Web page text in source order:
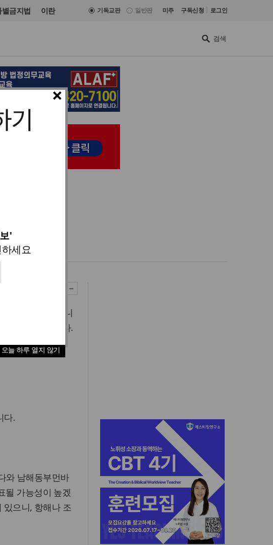
별금지법 이란 기독교판 일반판 미주 구독신청 로그인
×
'
세요
오늘 하루 열지 않기
자리에 들겠습니
분 그치겠습니다.
다.
와 남해동부먼바
될 가능성이 높겠
있으니, 항해나 조
“한국 복음의 시작에는 미국보
다 먼저 일본이 있었습니다”
“기도로 시작한 스틸 美 대사,